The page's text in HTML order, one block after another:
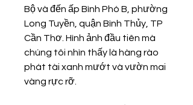
Bộ và đến ấp Bình Phó B, phường
Long Tuyền, quận Bình Thủy, TP
Cần Thơ. Hình ảnh đầu tiên mà
chúng tôi nhìn thấy là hàng rào
phát tài xanh mướt và vườn mai
vàng rực rỡ.